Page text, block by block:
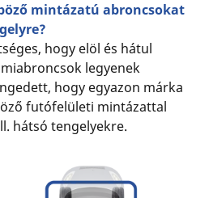
mintázatú abroncsokat
hogy elöl és hátul
legyenek
hogy egyazon márka
futófelületi mintázattal
hátsó tengelyekre.